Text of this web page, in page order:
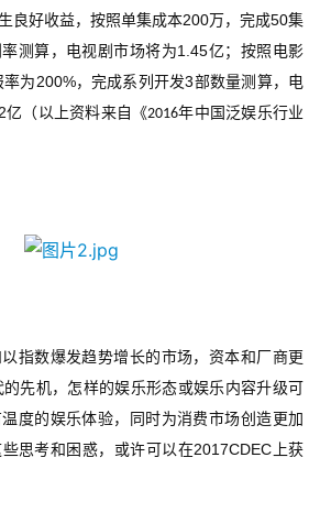
良好收益，按照单集成本200万，完成50集
测算，电视剧市场将为1.45亿 ； 按照电影
率为200%，完成系列开发3部数量测算，电
亿 （以上资料来自 《2016年中国泛娱乐行业
指数爆发趋势增长的市场，资本和厂商更
先机，怎样的娱乐形态或娱乐内容升级可
度的娱乐体验，同时为消费市场创造更加
思考和困惑，或许可以在2017CDEC 上获